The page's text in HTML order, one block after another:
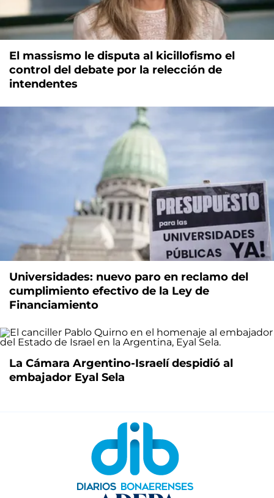
El massismo le disputa al kicillofismo el
control del debate por la relección de
intendentes
Universidades: nuevo paro en reclamo del
cumplimiento efectivo de la Ley de
Financiamiento
La Cámara Argentino-Israelí despidió al
embajador Eyal Sela